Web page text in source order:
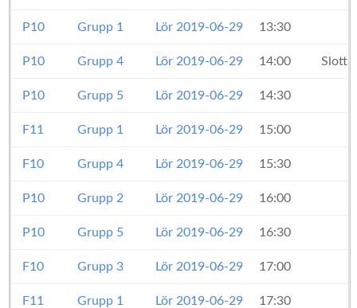
P10 Grupp 1 Lör 2019-06-29 13:30
P10 Grupp 4 Lör 2019-06-29 14:00
P10 Grupp 5 Lör 2019-06-29 14:30
F11 Grupp 1 Lör 2019-06-29 15:00
F10 Grupp 4 Lör 2019-06-29 15:30
P10 Grupp 2 Lör 2019-06-29 16:00
P10 Grupp 5 Lör 2019-06-29 16:30
F10 Grupp 3 Lör 2019-06-29 17:00
F11 Grupp 1 Lör 2019-06-29 17:30